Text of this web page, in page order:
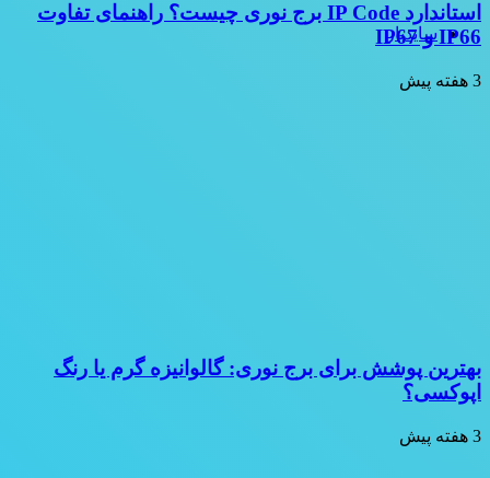
سایدبار
استاندارد IP Code برج نوری چیست؟ راهنمای تفاوت
IP66 و IP67
3 هفته پیش
بهترین پوشش برای برج نوری: گالوانیزه گرم یا رنگ
اپوکسی؟
3 هفته پیش